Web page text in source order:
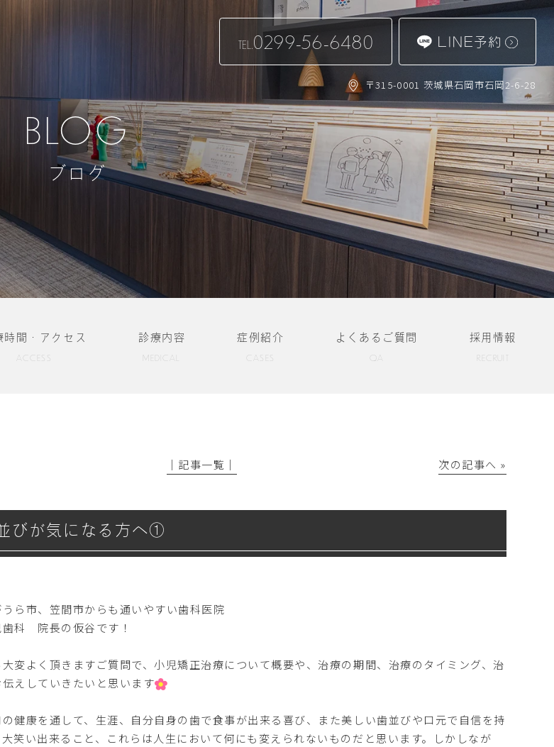
TEL.0299-56-6480 LINE予約
〒315-0001 茨城県石岡市石岡2-6-28
BLOG
ブログ
時間・アクセス 診療内容
MEDICAL
症例紹介 よくあるご質問
QA
採用情報
RECRUIT
│記事一覧│ 次の記事へ »
びが気になる方へ①
ら市、笠間市からも通いやすい歯科医院
科 院長の仮谷です！
変よく頂きますご質問で、小児矯正治療について概要や、治療の期間、治療のタイミング、治
えしていきたいと思います
健康を通して、生涯、自分自身の歯で食事が出来る喜び、また美しい歯並びや口元で自信を持
笑い出来ること、これらは人生において何にも変えられないものだと思います。しかしなが